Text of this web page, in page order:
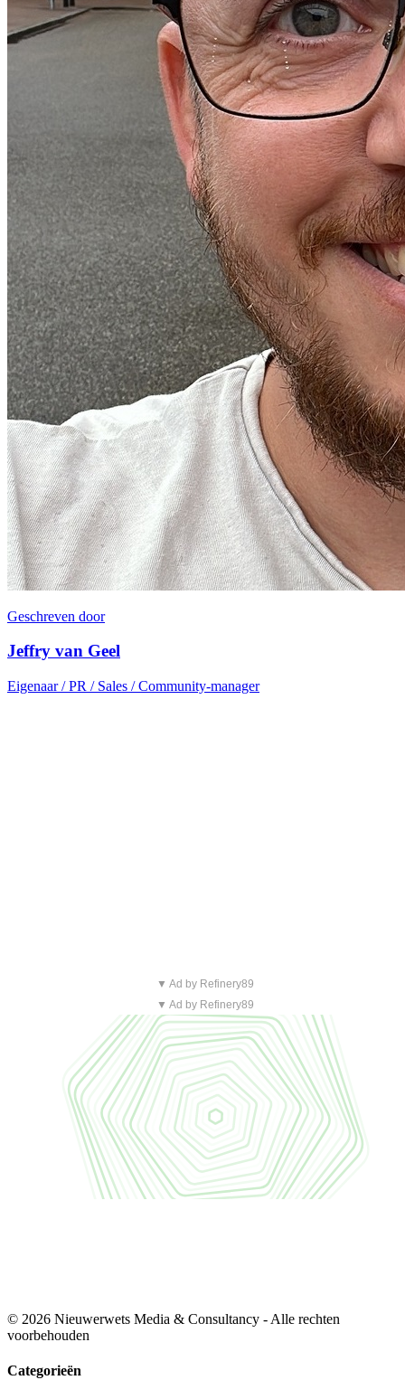
Geschreven door
Jeffry van Geel
Eigenaar / PR / Sales / Community-manager
▼ Ad by Refinery89
▼ Ad by Refinery89
© 2026 Nieuwerwets Media & Consultancy - Alle rechten
voorbehouden
Categorieën